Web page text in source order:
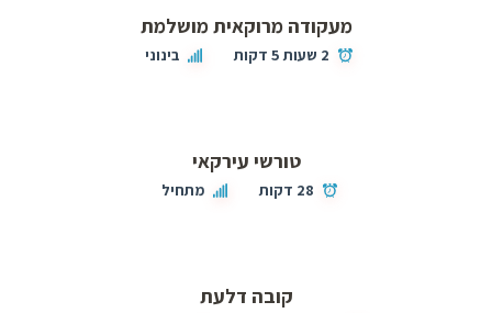
מעקודה מרוקאית מושלמת
2 שעות 5 דקות בינוני
טורשי עירקאי
28 דקות מתחיל
קובה דלעת